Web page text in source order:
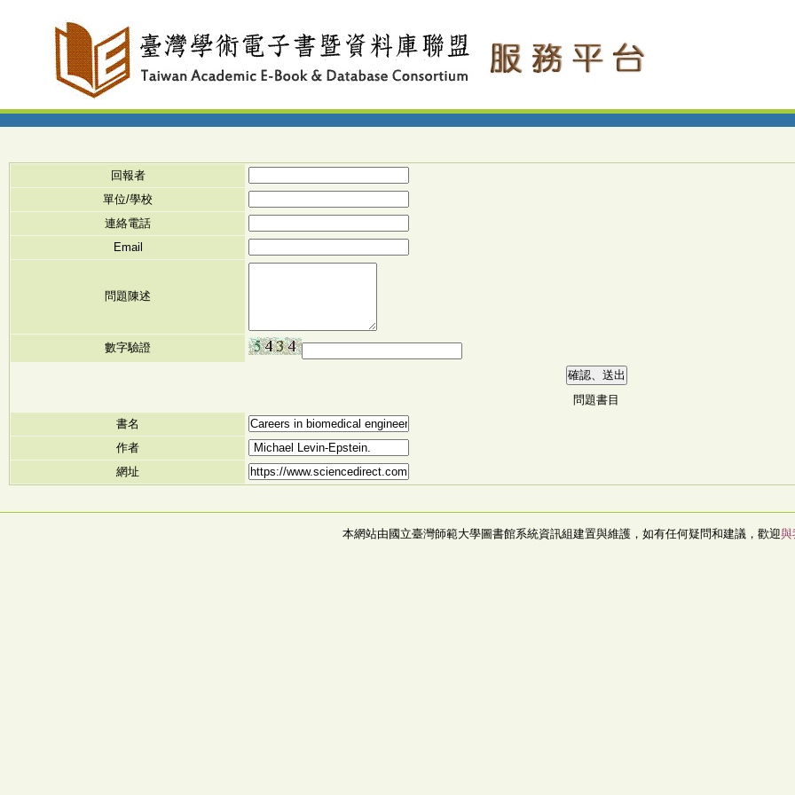
回報者
單位/學校
連絡電話
Email
問題陳述
數字驗證
問題書目
書名
作者
網址
本網站由國立臺灣師範大學圖書館系統資訊組建置與維護，如有任何疑問和建議，歡迎與